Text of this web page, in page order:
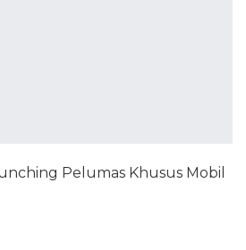
Pelumas Khusus Mobil